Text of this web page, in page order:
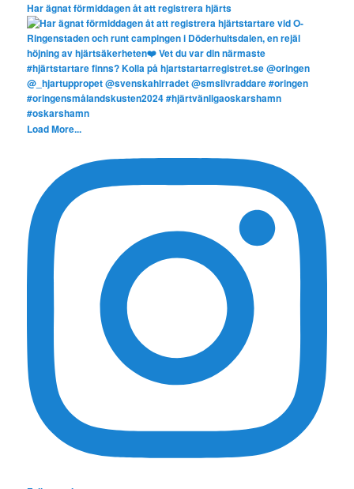
Har ägnat förmiddagen åt att registrera hjärts
Load More...